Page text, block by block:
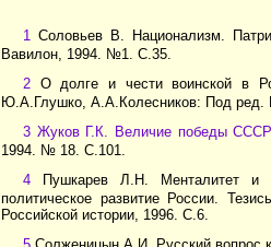
1 Соловьев В. Национализм.
Вавилон, 1994. №1. С.35.
2 О долге и чести воинской в
Ю.А.Глушко, А.А.Колесников: Под ред.
3 Жуков Г.К. Величие победы
1994. № 18. С.101.
4 Пушкарев Л.Н. Менталитет и
политическое развитие России.
Российской истории, 1996. С.6.